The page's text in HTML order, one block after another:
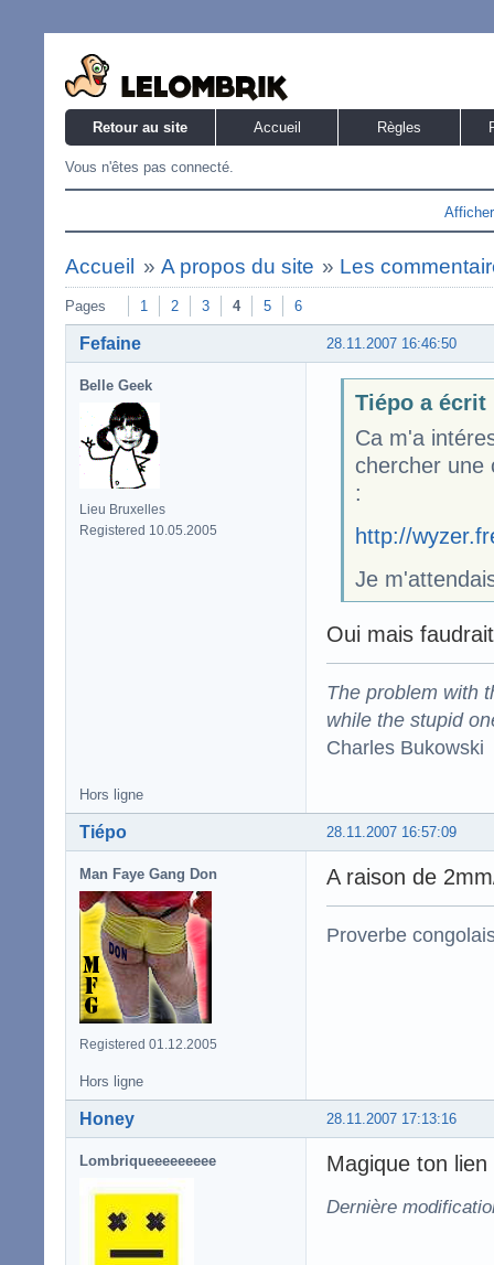
Retour au site Accueil Règles
Vous n'êtes pas connecté.
Accueil » A propos du site » Les
Pages 1 2 3 4 5 6
28.11.2007 16:46:50
Fefaine
Belle Geek
Lieu Bruxelles
Registered 10.05.2005
Tiépo a écrit
Ca m'a
chercher une
:
http://
Je
Oui mais
The problem with
while the stupid
Charles Bukowski
Hors ligne
28.11.2007 16:57:09
Tiépo
Man Faye Gang Don
Registered 01.12.2005
A raison de
Proverbe
Hors ligne
28.11.2007 17:13:16
Honey
Lombriqueeeeeeeee Magique ton
Dernière